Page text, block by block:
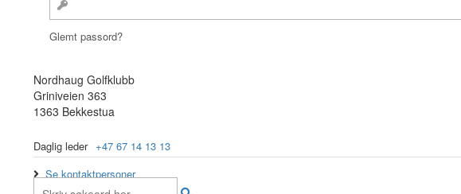
Glemt passord?
Nordhaug Golfklubb
Griniveien 363
1363 Bekkestua
Daglig leder +47 67 14 13 13
Se kontaktpersoner